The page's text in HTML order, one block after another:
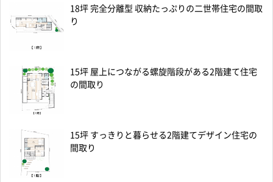
18坪 完全分離型 収納たっぷりの二世帯住宅の間取
り
15坪 屋上につながる螺旋階段がある2階建て住宅
の間取り
15坪 すっきりと暮らせる2階建てデザイン住宅の
間取り